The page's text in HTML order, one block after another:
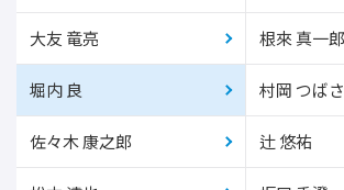
大友 竜亮 根來 真一郎
堀内 良 村岡 つばさ
佐々木 康之郎 辻 悠祐